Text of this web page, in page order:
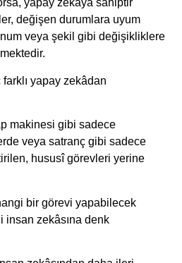
yapay zekâya sahiptir
değişen durumlara uyum
veya şekil gibi değişikliklere
yapay zekâdan
makinesi gibi sadece
veya satranç gibi sadece
hususî görevleri yerine
bir görevi yapabilecek
insan zekâsına denk